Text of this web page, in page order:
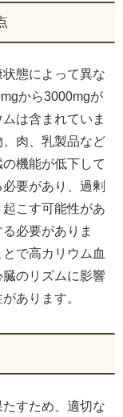
態によって異な
から3000mgが
は含まれていま
肉、乳製品など
機能が低下して
要があり、過剰
こす可能性があ
必要がありま
で高カリウム血
のリズムに影響
あります。
すため、適切な